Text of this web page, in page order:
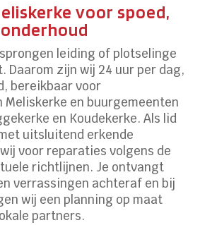
voor spoed,
leiding of plotselinge
Daarom zijn wij 24 uur per dag,
bereikbaar voor
en buurgemeenten
en Koudekerke. Als lid
uitsluitend erkende
voor reparaties volgens de
richtlijnen. Je ontvangt
verrassingen achteraf en bij
wij een planning op maat
partners.